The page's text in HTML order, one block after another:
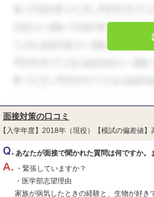
面接対策の口コミ
【入学年度】2018年（現役）【模試の偏差値
あなたが面接で聞かれた質問は何ですか。
・緊張していますか？
・医学部志望理由
家族が病気したときの経験と、生物が好き